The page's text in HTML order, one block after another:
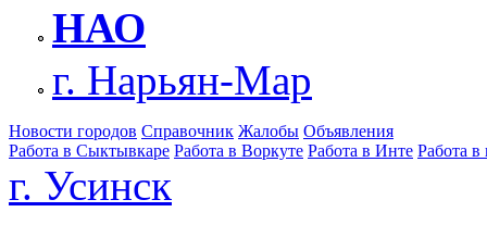
НАО
г. Нарьян-Мар
Новости городов Справочник Жалобы Объявления
Работа в Сыктывкаре Работа в Воркуте Работа в Инте Работа в
г. Усинск